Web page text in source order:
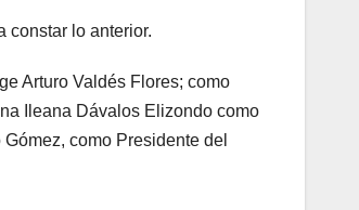
constar lo anterior.
Arturo Valdés Flores; como
Ileana Dávalos Elizondo como
como Presidente del